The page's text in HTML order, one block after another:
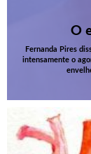
O
Fernanda Pires
intensamente o